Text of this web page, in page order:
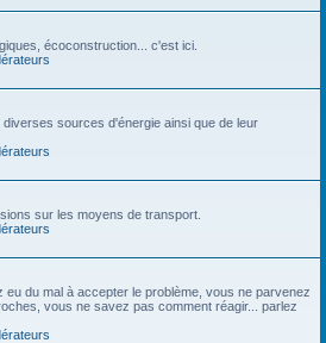
écoconstruction... c'est ici.
sources d'énergie ainsi que de leur
sur les moyens de transport.
eu du mal à accepter le problème, vous ne parvenez
vous ne savez pas comment réagir... parlez